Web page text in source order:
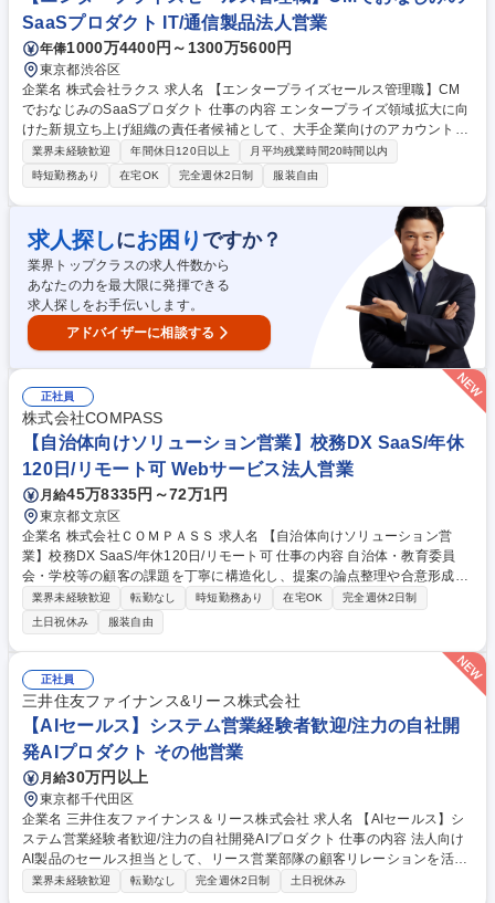
SaaSプロダクト IT/通信製品法人営業
年俸1000万4400円～1300万5600円
東京都渋谷区
企業名 株式会社ラクス 求人名 【エンタープライズセールス管理職】CM
でおなじみのSaaSプロダクト 仕事の内容 エンタープライズ領域拡大に向
けた新規立ち上げ組織の責任者候補として、大手企業向けのアカウントベ
ースの深耕営業をお任せします。 【具体的には】 エンタープライズ企業
に対する営業戦略/戦術の立案・実行、中長期的なリレーション構築、関連
部署を巻き込んだプロジェクト推進を行います。経営層とのディスカッシ
ョンによる業務フローの構築/仕組みづくり、生産性の高い営業組織の在り
方の模索、さらに数値/コンピテンシーの両面からのメンバー育成や教育プ
ログラムの改善・採用も担います。 募集職種 【エンタープライズセール
ス管理職】CMでおなじみのSaaSプロダクト
業界未経験歓迎 年間休日120日以上
月平均残業時間20時間以内
時短勤務あり
在宅OK 完全週休2日制 服装自由
求人探しにお困り ですか？
業界トップクラスの求人件数から
あなたの力を最大限に発揮できる
求人探しをお手伝いします。
アドバイザーに相談する
正社員
株式会社COMPASS
【自治体向けソリューション営業】校務DX SaaS/年休
120日/リモート可 Webサービス法人営業
月給45万8335円～72万1円
東京都文京区
企業名 株式会社ＣＯＭＰＡＳＳ 求人名 【自治体向けソリューション営
業】校務DX SaaS/年休120日/リモート可 仕事の内容 自治体・教育委員
会・学校等の顧客の課題を丁寧に構造化し、提案の論点整理や合意形成を
リードしながら、校務支援SaaSのトライアル導入から有償契約への転
換、都道府県・市区町村単位での導入拡大をお任せします。 【インサイド
セールス】■教育委員会への架電・メール・問い合わせ対応■初期接点での
課題ヒアリング【フィールドセールス業務】■新規導入に向けた商談（課
題ヒアリング～提案設計～合意形成）※訪問（全国出張あり）■オンライ
ンで商談■トライアル導入から有償契約への転換推進■既存顧客への更新・
拡大提案【入札・調達等の対応入札・調達の情報収集 仕様書・公募要領の
要件整理】※備考欄に続く 募集職種 【自治体向けソリューション営業】
校務DX SaaS/年休120日/リモート可
業界未経験歓迎 転勤なし 時短勤務あり 在宅OK
完全週休2日制
土日祝休み
服装自由
正社員
三井住友ファイナンス&リース株式会社
【AIセールス】システム営業経験者歓迎/注力の自社開
発AIプロダクト その他営業
月給30万円以上
東京都千代田区
企業名 三井住友ファイナンス＆リース株式会社 求人名 【AIセールス】シ
ステム営業経験者歓迎/注力の自社開発AIプロダクト 仕事の内容 法人向け
AI製品のセールス担当として、リース営業部隊の顧客リレーションを活用
して提案から契約締結まで実施いただきます。 ・ニーズ確認などの初動は
業界未経験歓迎 転勤なし 完全週休2日制 土日祝休み